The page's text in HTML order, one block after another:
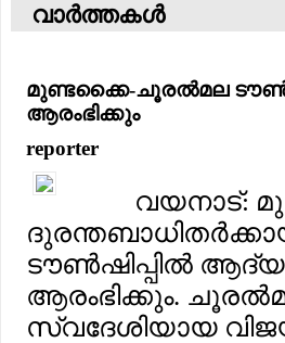
വാര്‍ത്തകള്‍
മുണ്ടക്കൈ-ചൂരല്‍മല
ആരംഭിക്കും
reporter
വയനാട്:
ടൗണ്‍ഷിപ്പില്‍
ആരംഭിക്കും.
സ്വദേശിയായ